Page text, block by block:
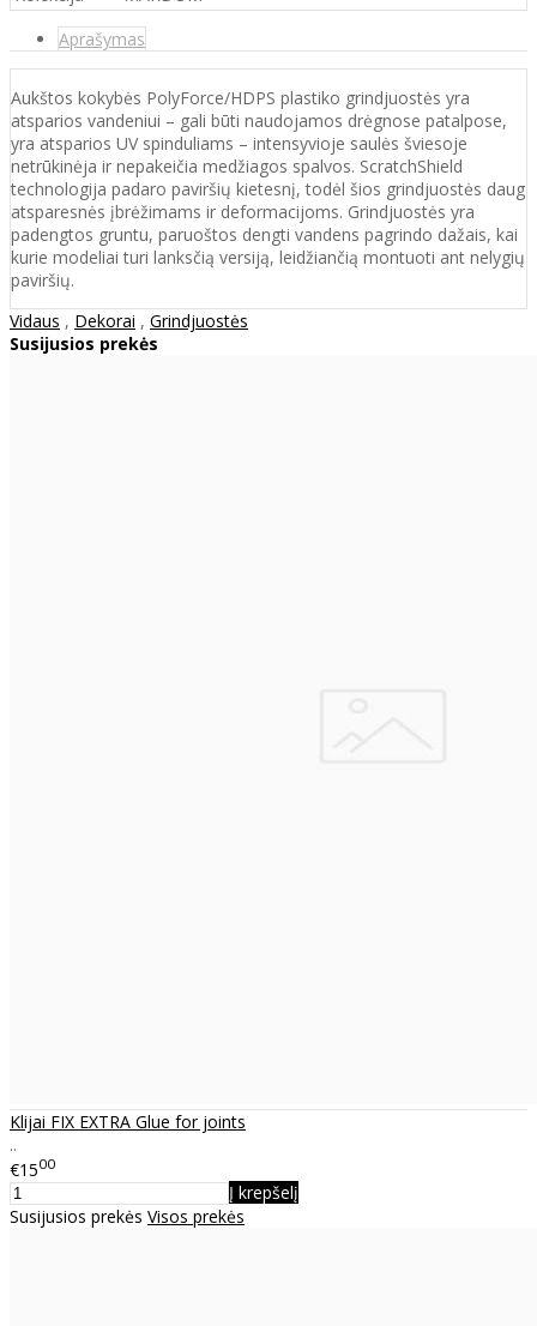
Aprašymas
Aukštos kokybės PolyForce/HDPS plastiko grindjuostės yra
atsparios vandeniui – gali būti naudojamos drėgnose patalpose,
yra atsparios UV spinduliams – intensyvioje saulės šviesoje
netrūkinėja ir nepakeičia medžiagos spalvos. ScratchShield
technologija padaro paviršių kietesnį, todėl šios grindjuostės daug
atsparesnės įbrėžimams ir deformacijoms. Grindjuostės yra
padengtos gruntu, paruoštos dengti vandens pagrindo dažais, kai
kurie modeliai turi lanksčią versiją, leidžiančią montuoti ant nelygių
paviršių.
Vidaus , Dekorai , Grindjuostės
Susijusios prekės
Klijai FIX EXTRA Glue for joints
..
€1500
Į krepšelį
Susijusios prekės Visos prekės